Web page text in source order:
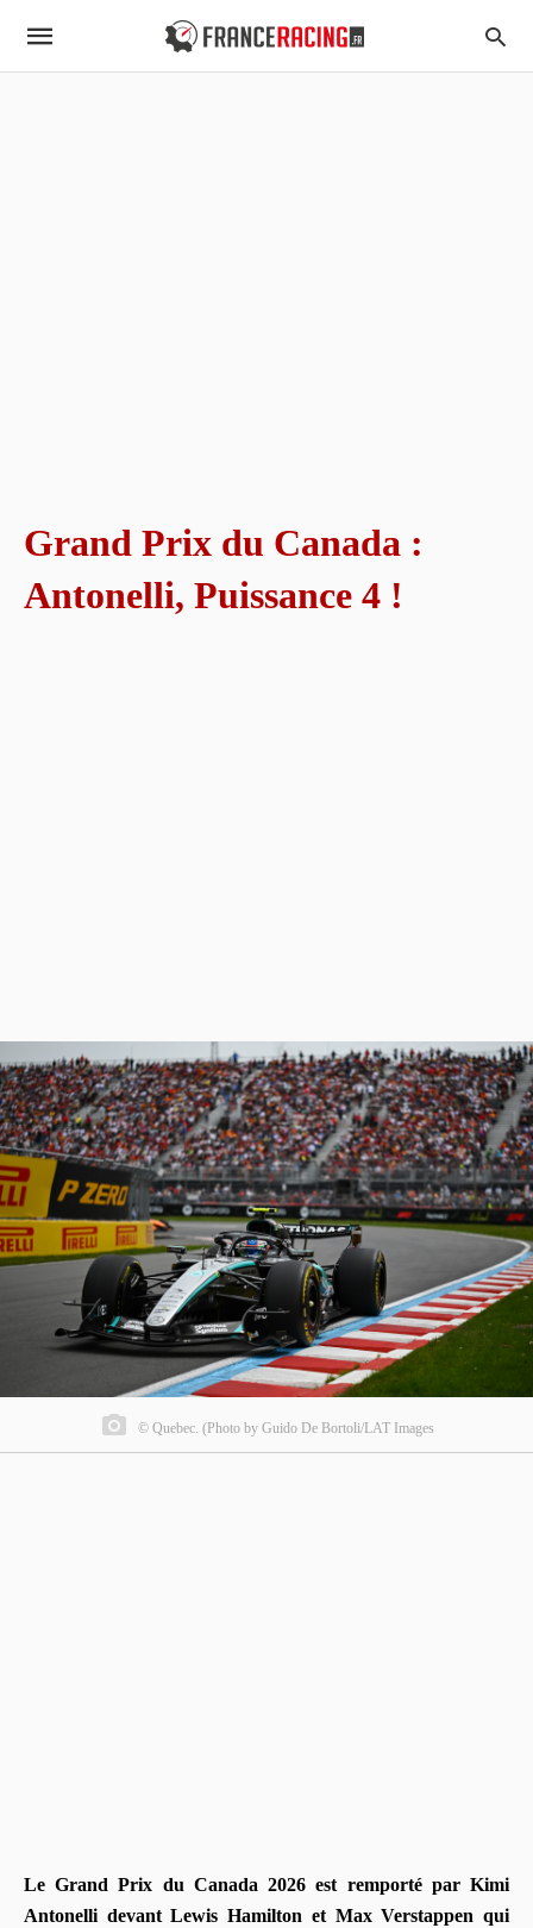
Grand Prix du Canada :
Antonelli, Puissance 4 !
© Quebec. (Photo by Guido De Bortoli/LAT Images
Le Grand Prix du Canada 2026 est remporté par Kimi
Antonelli devant Lewis Hamilton et Max Verstappen qui